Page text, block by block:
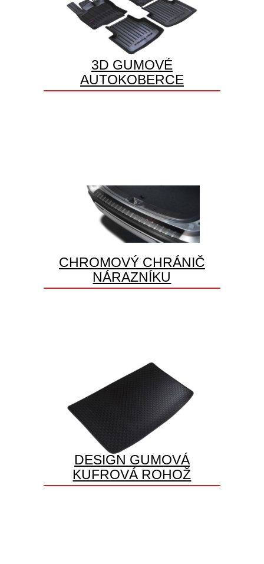
3D GUMOVÉ
AUTOKOBERCE
CHROMOVÝ CHRÁNIČ
NÁRAZNÍKU
DESIGN GUMOVÁ
KUFROVÁ ROHOŽ